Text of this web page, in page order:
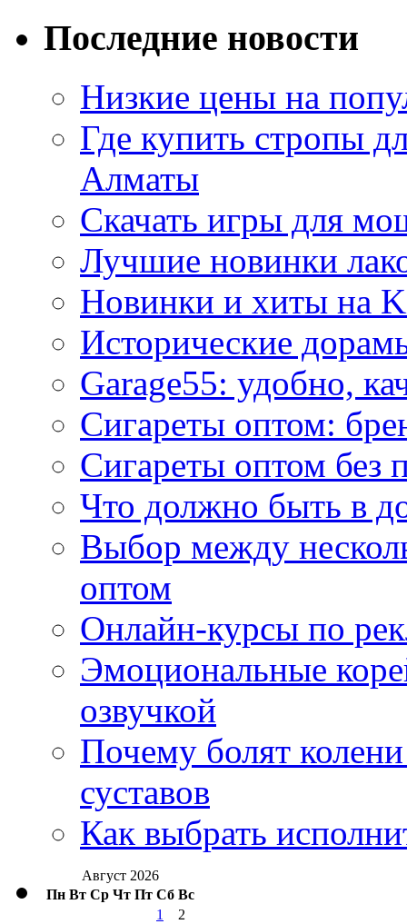
Последние новости
Низкие цены на
Где купить стропы
Алматы
Скачать игры для
Лучшие новинки
Новинки и хиты на
Исторические
Garage55: удобно,
Сигареты оптом:
Сигареты оптом без
Что должно быть в
Выбор между
оптом
Онлайн-курсы по
Эмоциональные
озвучкой
Почему болят
суставов
Как выбрать
Август 2026
Пн Вт Ср Чт Пт Сб Вс
1
2